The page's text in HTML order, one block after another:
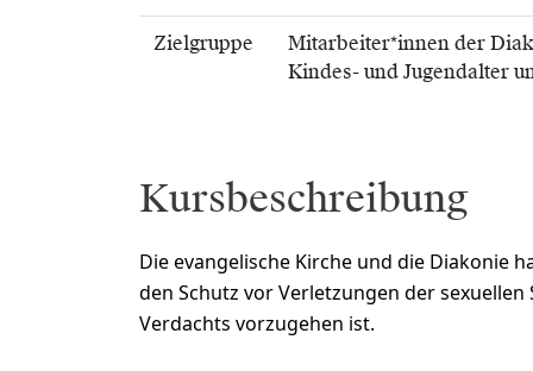
Zielgruppe
Mitarbeiter*innen der
Kindes- und Jugendalter
Kursbeschreibung
Die evangelische Kirche und die Diakonie
den Schutz vor Verletzungen der
Verdachts vorzugehen ist.